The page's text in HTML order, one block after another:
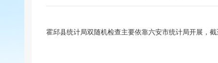
霍邱县统计局双随机检查主要依靠六安市统计局开展，